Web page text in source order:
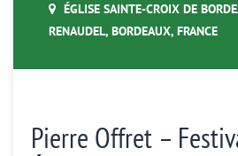
ÉGLISE SAINTE-CROIX DE
RENAUDEL, BORDEAUX, FRANCE
Pierre Offret –